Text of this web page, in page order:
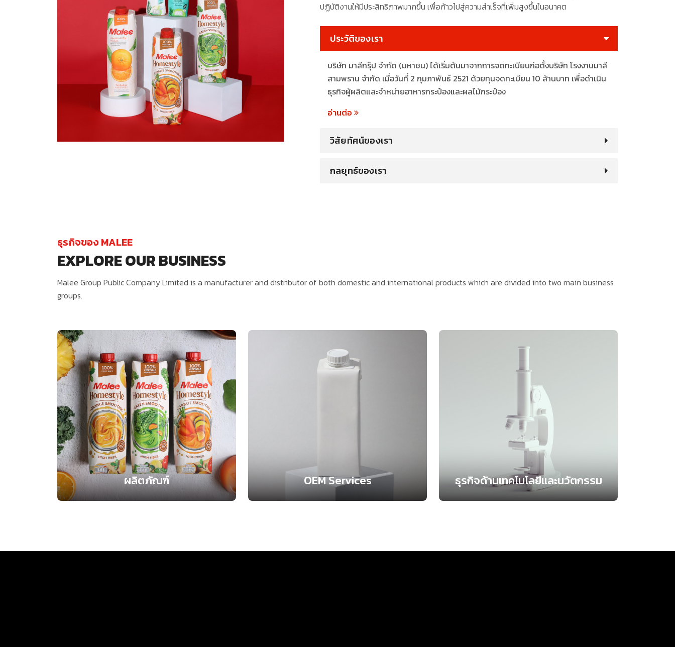
ปฏิบัติงานให้มีประสิทธิภาพมากขึ้น เพื่อก้าวไปสู่ความสำเร็จที่เพิ่มสูงขึ้นในอนาคต
ประวัติของเรา
บริษัท มาลีกรุ๊ป จำกัด (มหาชน) ได้เริ่มต้นมาจากการจดทะเบียนก่อตั้งบริษัท โรงงานมาลี
สามพราน จำกัด เมื่อวันที่ 2 กุมภาพันธ์ 2521 ด้วยทุนจดทะเบียน 10 ล้านบาท เพื่อดำเนิน
ธุรกิจผู้ผลิตและจำหน่ายอาหารกระป๋องและผลไม้กระป๋อง
อ่านต่อ
วิสัยทัศน์ของเรา
กลยุทธ์ของเรา
ธุรกิจของ MALEE
EXPLORE OUR BUSINESS
Malee Group Public Company Limited is a manufacturer and distributor of both domestic and international products which are divided into two main business
groups.
ผลิตภัณฑ์ OEM Services ธุรกิจด้านเทคโนโลยีและนวัตกรรม